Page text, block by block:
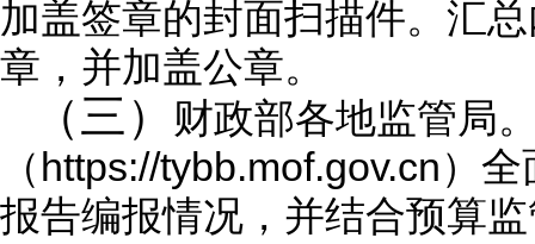
加盖签章的封面扫描件。汇
章，并加盖公章。
（三）
财政部各地监管局
（ https://tybb.mof.gov.cn）
报告编报情况，并结合预算